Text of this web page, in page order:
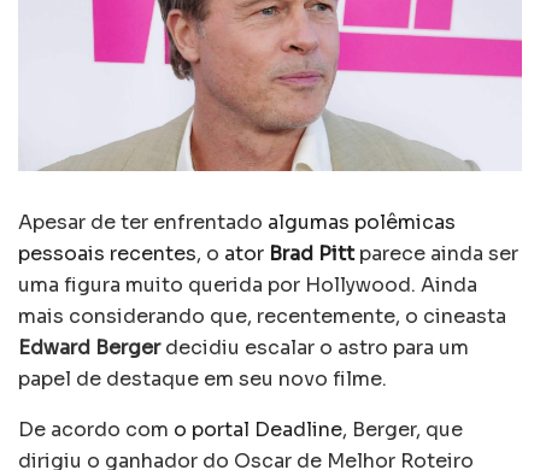
Apesar de ter enfrentado algumas polêmicas
pessoais recentes, o ator Brad Pittparece ainda ser
uma figura muito querida por Hollywood. Ainda
mais considerando que, recentemente, o cineasta
Edward Bergerdecidiu escalar o astro para um
papel de destaque em seu novo filme.
De acordo com o portal Deadline, Berger, que
dirigiu o ganhador do Oscar de Melhor Roteiro